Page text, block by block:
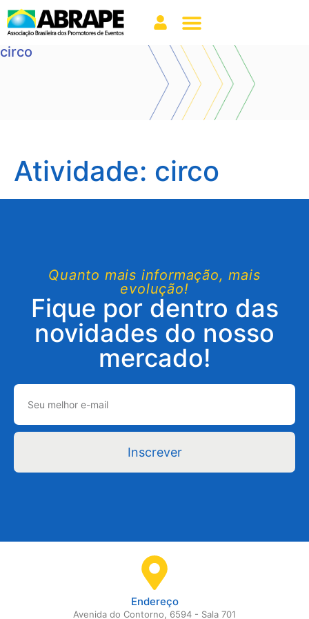
circo
Atividade: circo
Quanto mais informação, mais
evolução!
Fique por dentro das
novidades do nosso
mercado!
Inscrever
Endereço
Avenida do Contorno, 6594 - Sala 701